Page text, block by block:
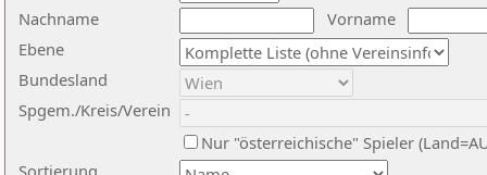
Nachname
Vorname
Ebene
Sortierung
Bundesland
Spgem./Kreis/Verein
Nur "österreichische" Spieler